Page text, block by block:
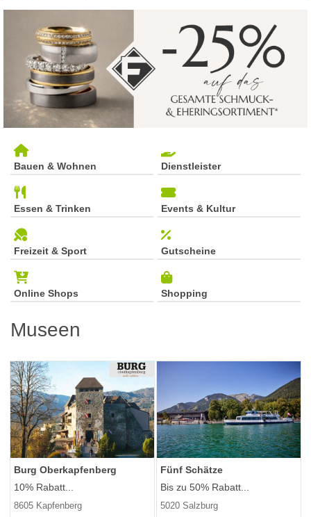
Bauen & Wohnen Dienstleister
Essen & Trinken Events & Kultur
Freizeit & Sport Gutscheine
Online Shops Shopping
Museen
Burg Oberkapfenberg
10% Rabatt...
8605 Kapfenberg
Fünf Schätze
Bis zu 50% Rabatt...
5020 Salzburg